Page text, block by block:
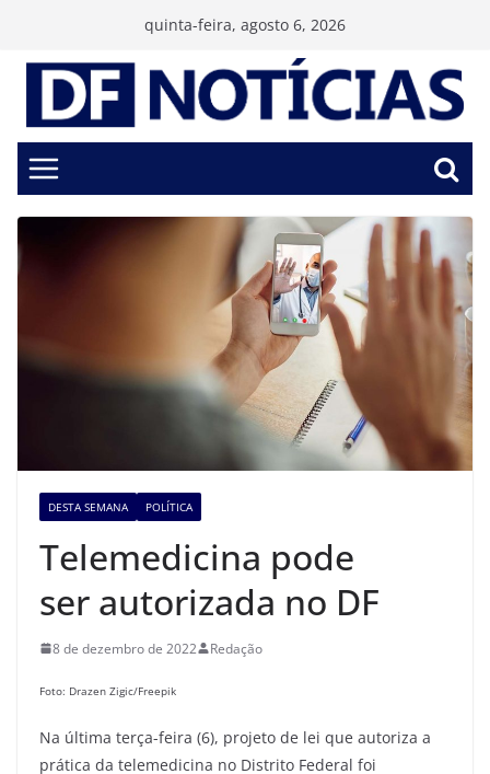
conteúdo
quinta-feira, agosto 6, 2026
DESTA SEMANA POLÍTICA
Telemedicina pode
ser autorizada no DF
8 de dezembro de 2022 Redação
Foto: Drazen Zigic/Freepik
Na última terça-feira (6), projeto de lei que autoriza a
prática da telemedicina no Distrito Federal foi